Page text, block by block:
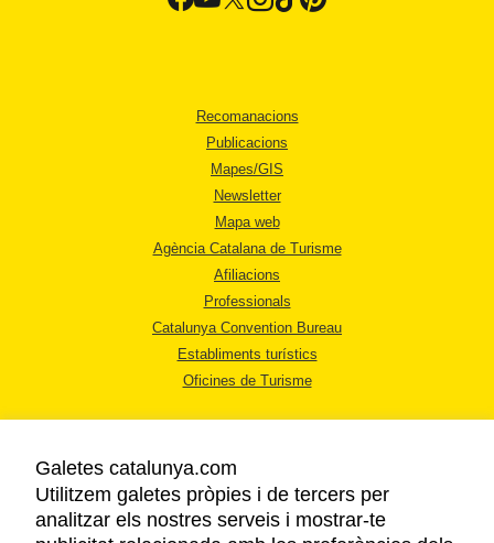
Recomanacions
Publicacions
Mapes/GIS
Newsletter
Mapa web
Agència Catalana de Turisme
Afiliacions
Professionals
Catalunya Convention Bureau
Establiments turístics
Oficines de Turisme
AVÍS LEGAL
Galetes catalunya.com
Utilitzem galetes pròpies i de tercers per
analitzar els nostres serveis i mostrar-te